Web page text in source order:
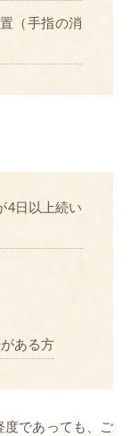
（手指の消
4日以上続い
ある方
度であっても、ご